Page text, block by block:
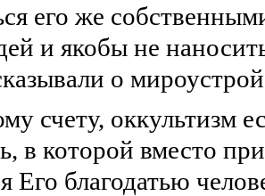
его же
и якобы не
о
счету, оккультизм
в которой вместо
Его благодатью